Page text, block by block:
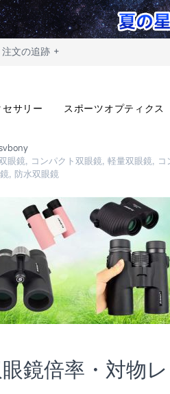
注文の追跡 +
サリー スポーツオプティクス
眼鏡, コンパクト双眼鏡, 軽量双眼鏡,
, 防水双眼鏡
鏡倍率・対物